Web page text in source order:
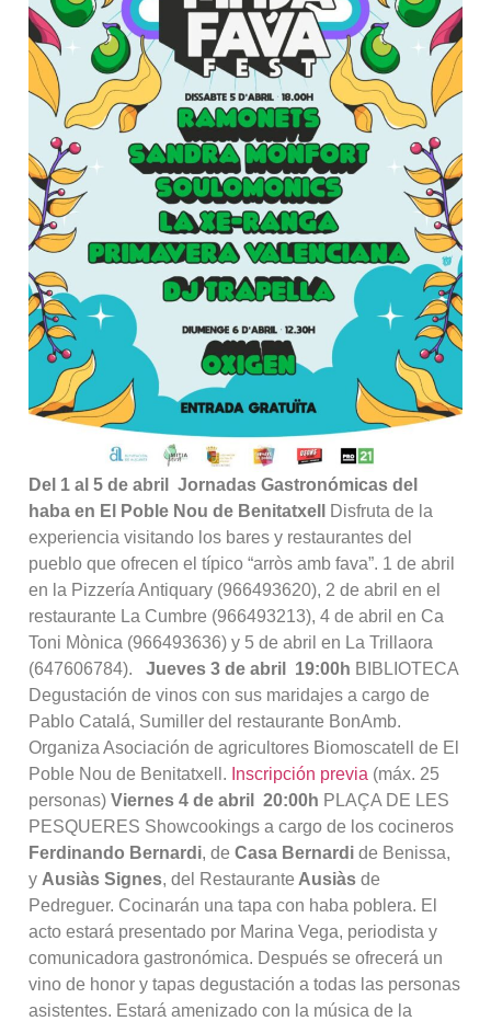
Del 1 al 5 de abril
Jornadas Gastronómicas del
haba en El Poble Nou de Benitatxell
Disfruta de la
experiencia visitando los bares y restaurantes del
pueblo que ofrecen el típico “arròs amb fava”. 1 de abril
en la Pizzería Antiquary (966493620), 2 de abril en el
restaurante La Cumbre (966493213), 4 de abril en Ca
Toni Mònica (966493636) y 5 de abril en La Trillaora
(647606784). Jueves 3 de abril 19:00h BIBLIOTECA
Degustación de vinos con sus maridajes a cargo de
Pablo Catalá, Sumiller del restaurante BonAmb.
Organiza Asociación de agricultores Biomoscatell de El
Poble Nou de Benitatxell. Inscripción previa (máx. 25
personas) Viernes 4 de abril 20:00h PLAÇA DE LES
PESQUERES Showcookings a cargo de los cocineros
Ferdinando Bernardi, de Casa Bernardi de Benissa,
y Ausiàs Signes, del Restaurante Ausiàs de
Pedreguer. Cocinarán una tapa con haba poblera. El
acto estará presentado por Marina Vega, periodista y
comunicadora gastronómica. Después se ofrecerá un
vino de honor y tapas degustación a todas las personas
asistentes. Estará amenizado con la música de la